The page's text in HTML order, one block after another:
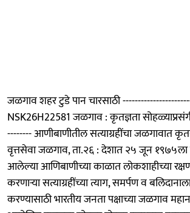
जळगाव शहर टुडे पान चारसाठी
NSK26H22581 जळगाव : कृतज्ञता
-------- आणीबाणीतील सत्याग्रहींचा जळगावात
वृत्तसेवा जळगाव, ता.२६ : देशात २५ जून
आलेल्या आणिबाणीच्या काळात लोकशाहीच्या
करणाऱ्या सत्याग्रहींच्या त्याग, समर्पण व
करण्यासाठी भारतीय जनता पक्षाच्या जळगाव